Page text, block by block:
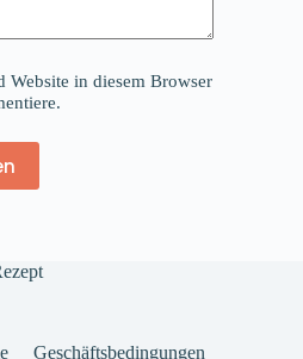
Website in diesem Browser
Geschäftsbedingungen